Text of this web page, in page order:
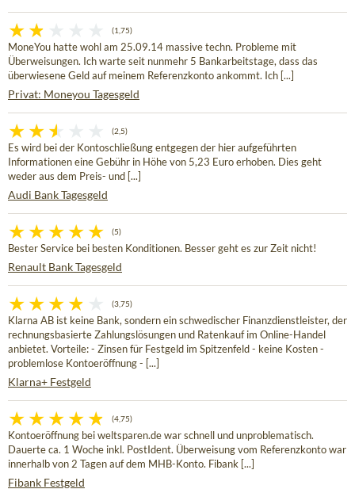
(1,75)
MoneYou hatte wohl am 25.09.14 massive techn. Probleme mit
Überweisungen. Ich warte seit nunmehr 5 Bankarbeitstage, dass das
überwiesene Geld auf meinem Referenzkonto ankommt. Ich [...]
Privat: Moneyou Tagesgeld
(2,5)
Es wird bei der Kontoschließung entgegen der hier aufgeführten
Informationen eine Gebühr in Höhe von 5,23 Euro erhoben. Dies geht
weder aus dem Preis- und [...]
Audi Bank Tagesgeld
(5)
Bester Service bei besten Konditionen. Besser geht es zur Zeit nicht!
Renault Bank Tagesgeld
(3,75)
Klarna AB ist keine Bank, sondern ein schwedischer Finanzdienstleister, der
rechnungsbasierte Zahlungslösungen und Ratenkauf im Online-Handel
anbietet. Vorteile: - Zinsen für Festgeld im Spitzenfeld - keine Kosten -
problemlose Kontoeröffnung - [...]
Klarna+ Festgeld
(4,75)
Kontoeröffnung bei weltsparen.de war schnell und unproblematisch.
Dauerte ca. 1 Woche inkl. PostIdent. Überweisung vom Referenzkonto war
innerhalb von 2 Tagen auf dem MHB-Konto. Fibank [...]
Fibank Festgeld